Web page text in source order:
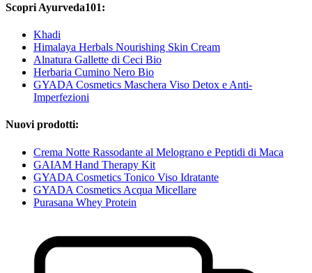
Scopri Ayurveda101:
Khadi
Himalaya Herbals Nourishing Skin Cream
Alnatura Gallette di Ceci Bio
Herbaria Cumino Nero Bio
GYADA Cosmetics Maschera Viso Detox e Anti-
Imperfezioni
Nuovi prodotti:
Crema Notte Rassodante al Melograno e Peptidi di Maca
GAIAM Hand Therapy Kit
GYADA Cosmetics Tonico Viso Idratante
GYADA Cosmetics Acqua Micellare
Purasana Whey Protein